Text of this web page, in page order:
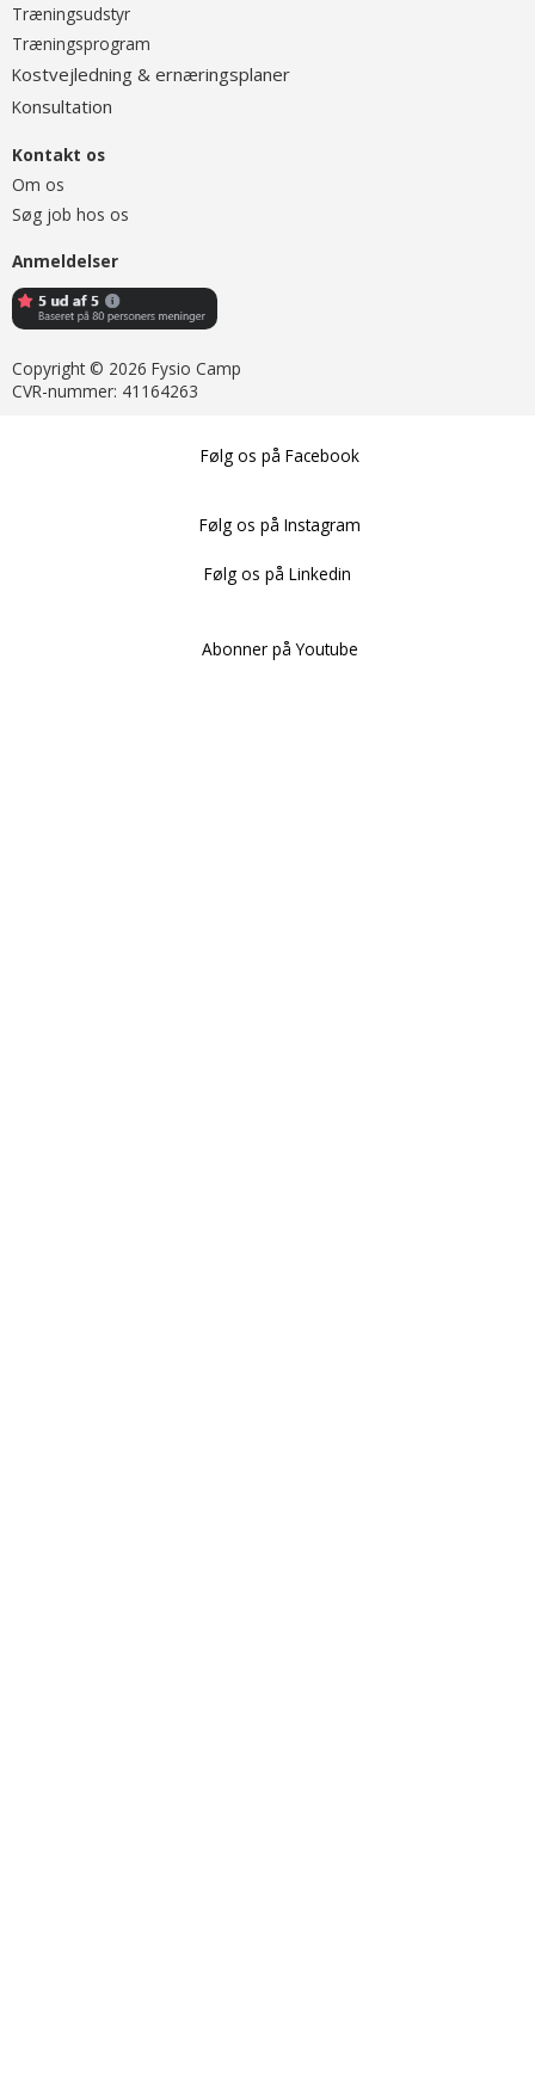
Træningsudstyr
Træningsprogram
Kostvejledning & ernæringsplaner
Konsultation
Kontakt os
Om os
Søg job hos os
Anmeldelser
Copyright © 2026 Fysio Camp
CVR-nummer: 41164263
Følg os på Facebook
Følg os på Instagram
Følg os på Linkedin
Abonner på Youtube